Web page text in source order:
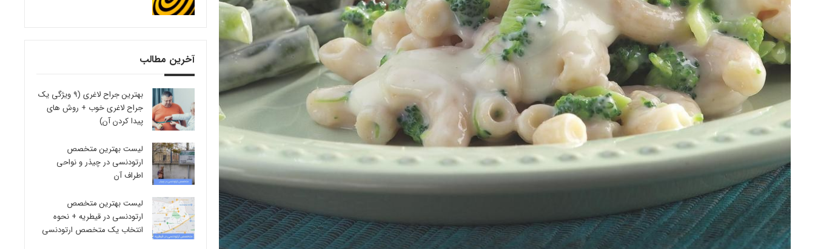
آخرین مطالب
بهترین جراح لاغری (9 ویژگی یک
جراح لاغری خوب + روش های
پیدا کردن آن)
لیست بهترین متخصص
ارتودنسی در چیذر و نواحی
اطراف آن
لیست بهترین متخصص
ارتودنسی در قیطریه + نحوه
انتخاب یک متخصص ارتودنسی